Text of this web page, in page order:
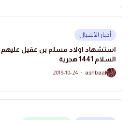
أخبار الأشبال
استشهاد اولاد مسلم بن عقيل عليهم
السلام 1441 هجرية
A
ashbaal
·
2019-10-24